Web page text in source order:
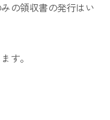
の領収書の発行はい
す。